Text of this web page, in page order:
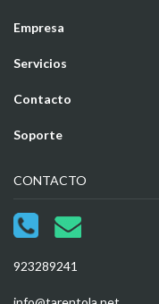
Empresa
Servicios
Contacto
Soporte
CONTACTO
923289241